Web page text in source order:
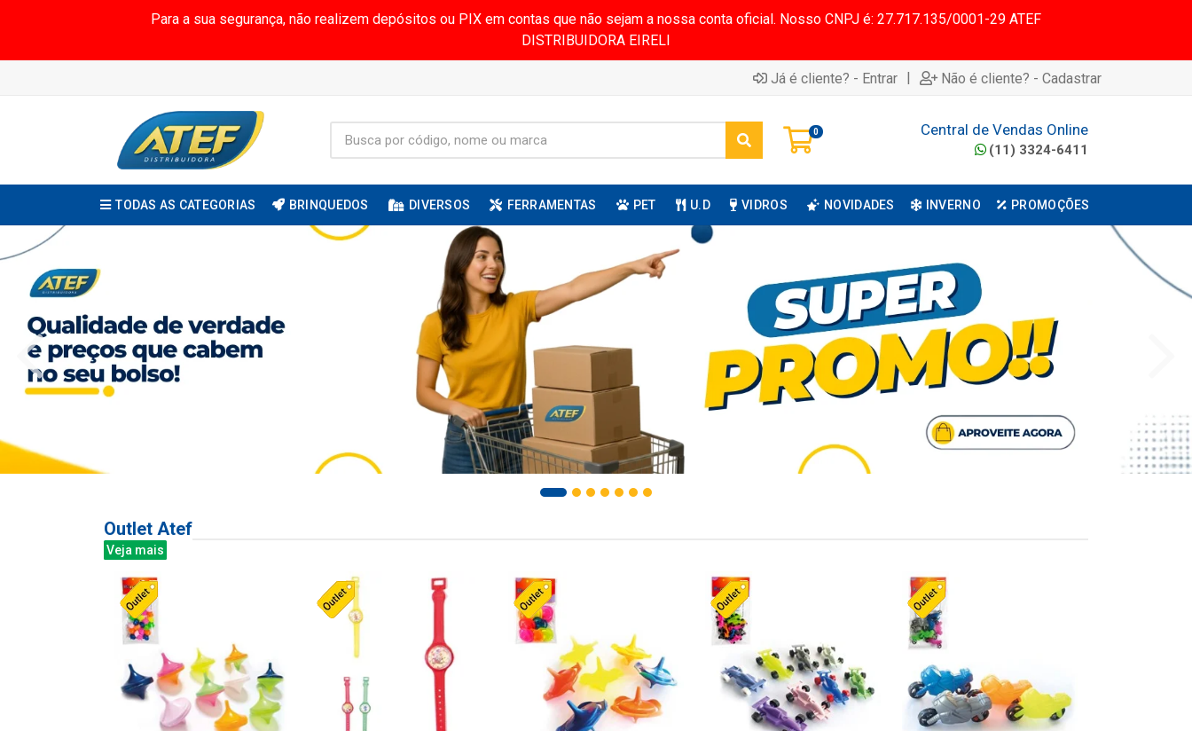
Para a sua segurança, não realizem depósitos ou PIX em contas que não sejam a nossa conta oficial. Nosso CNPJ é: 27.717.135/0001-29 ATEF
DISTRIBUIDORA EIRELI
Já é cliente? - Entrar | Não é cliente? - Cadastrar
0 Central de Vendas Online
(11) 3324-6411
TODAS AS CATEGORIAS BRINQUEDOS DIVERSOS FERRAMENTAS PET U.D VIDROS NOVIDADES INVERNO PROMOÇÕES
Outlet Atef
Veja mais